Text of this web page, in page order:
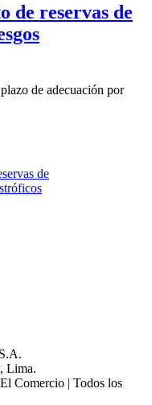
de reservas de
de adecuación por
Lima.
Comercio | Todos los